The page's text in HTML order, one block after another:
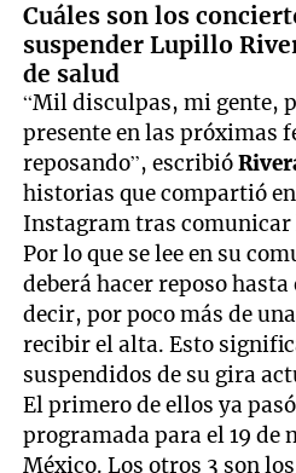
Cuáles son los
suspender Lupillo
de salud
“Mil disculpas, mi gente,
presente en las próximas
reposando”, escribió
historias que compartió
Instagram tras comunicar
Por lo que se lee en su
deberá hacer reposo hasta
decir, por poco más de
recibir el alta. Esto
suspendidos de su gira
El primero de ellos ya
programada para el 19 de
México. Los otros 3 son